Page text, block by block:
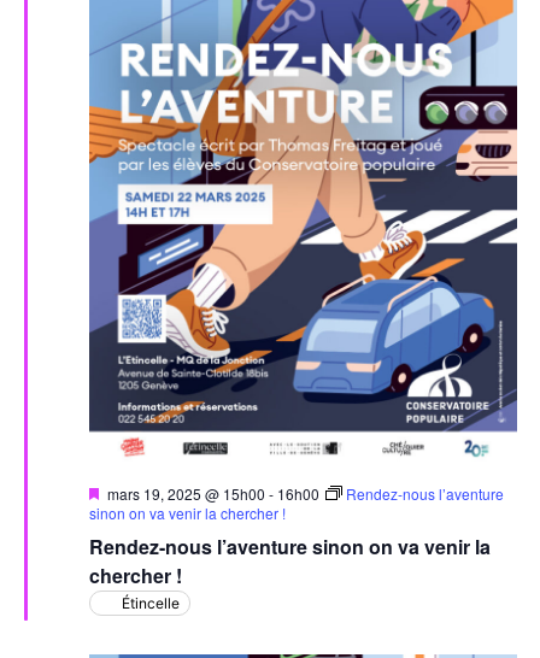
Rendez-nous l’aventure sinon on va venir la
chercher !
Mis
en
mars 19, 2025 @ 15h00 - 16h00
Rendez-nous l’aventure
sinon on va venir la chercher !
Étincelle